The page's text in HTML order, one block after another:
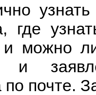
где
можно
и
почте.